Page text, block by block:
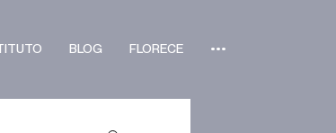
BLOG FLORECE •••